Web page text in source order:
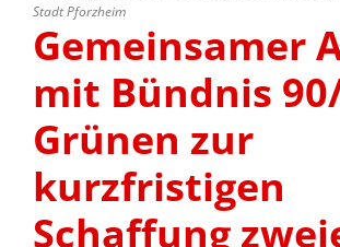
Stadt Pforzheim
Gemeinsamer
mit Bündnis
Grünen zur
kurzfristigen
Schaffung